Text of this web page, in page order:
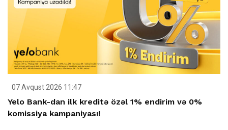
07 Avqust 2026 11:47
Yelo Bank-dan ilk kreditə özəl 1% endirim və 0%
komissiya kampaniyası!